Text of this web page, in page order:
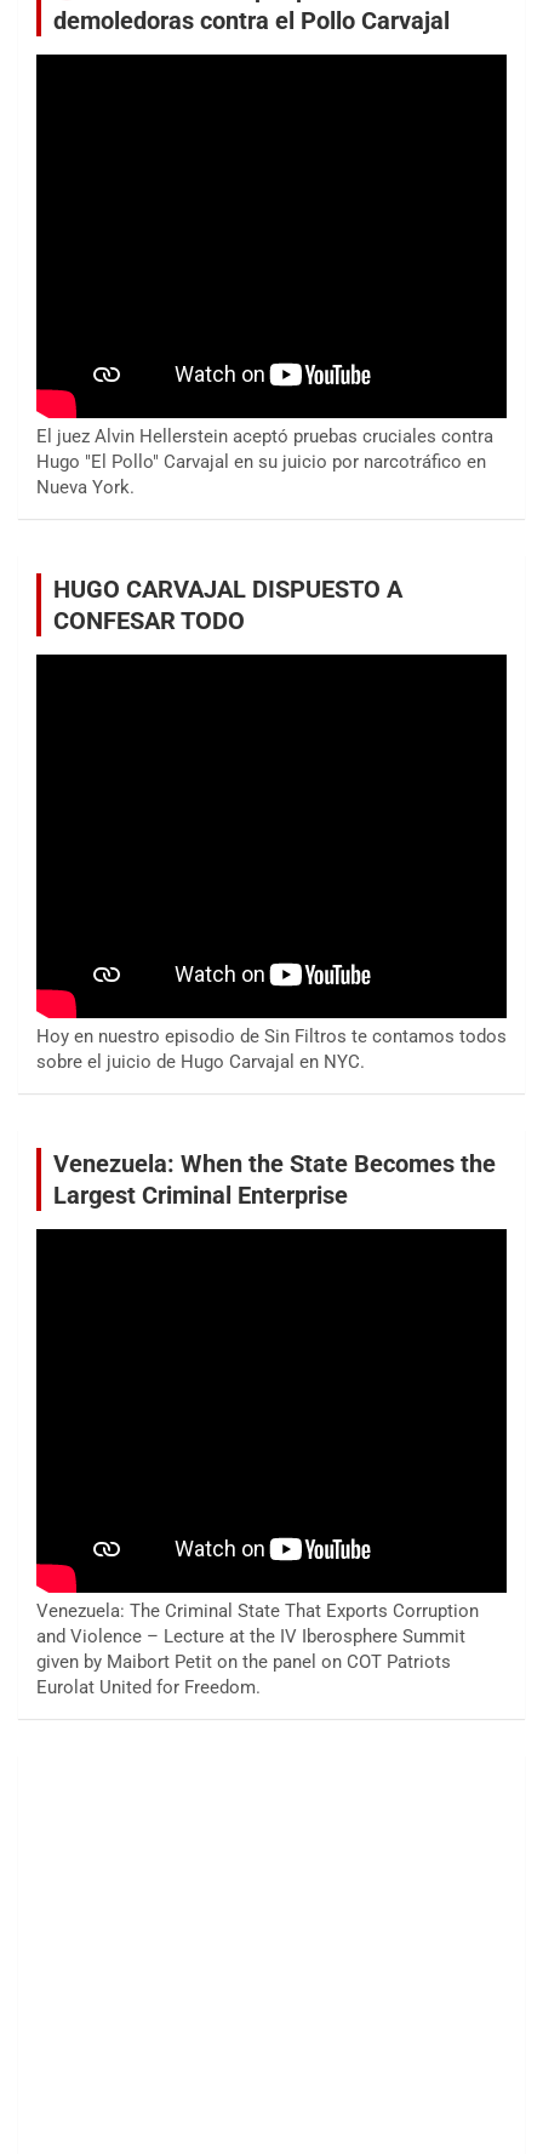
demoledoras contra el Pollo Carvajal
El juez Alvin Hellerstein aceptó pruebas cruciales contra
Hugo "El Pollo" Carvajal en su juicio por narcotráfico en
Nueva York.
HUGO CARVAJAL DISPUESTO A
CONFESAR TODO
Hoy en nuestro episodio de Sin Filtros te contamos todos
sobre el juicio de Hugo Carvajal en NYC.
Venezuela: When the State Becomes the
Largest Criminal Enterprise
Venezuela: The Criminal State That Exports Corruption
and Violence – Lecture at the IV Iberosphere Summit
given by Maibort Petit on the panel on COT Patriots
Eurolat United for Freedom.